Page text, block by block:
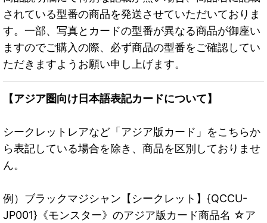
されている型番の商品を発送させていただいておりま
す。一部、写真とカードの型番が異なる商品が御座い
ますのでご購入の際、必ず商品の型番をご確認してい
ただきますようお願い申し上げます。
【アジア圏向け日本語表記カードについて】
シークレットレアなど「アジア版カード」をこちらか
ら表記している場合を除き、商品を区別しておりませ
ん。
例）ブラックマジシャン【シークレット】{QCCU-
JP001}《モンスター》のアジア版カード商品名 ☆ア